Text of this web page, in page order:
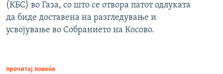
(КБС) во Газа, со што се отвора патот одлуката
да биде доставена на разгледување и
усвојување во Собранието на Косово.
прочитај повеќе